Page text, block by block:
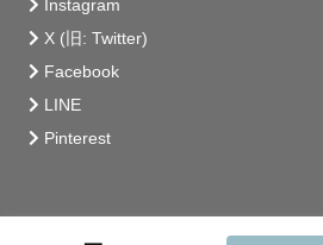
Instagram
X (旧: Twitter)
Facebook
LINE
Pinterest